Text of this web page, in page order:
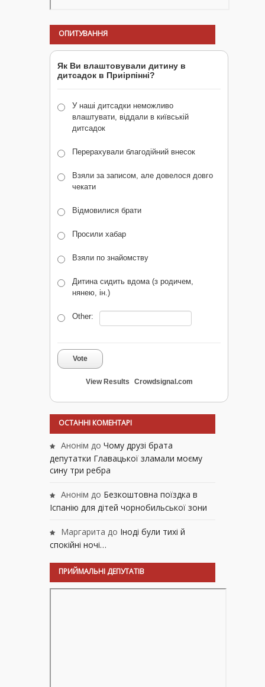
ОПИТУВАННЯ
Як Ви влаштовували дитину в
дитсадок в Приірпінні?
У наші дитсадки неможливо
влаштувати, віддали в київській
дитсадок
Перерахували благодійний внесок
Взяли за записом, але довелося довго
чекати
Відмовилися брати
Просили хабар
Взяли по знайомству
Дитина сидить вдома (з родичем,
нянею, ін.)
Other:
Vote
View Results Crowdsignal.com
ОСТАННІ КОМЕНТАРІ
Анонім до Чому друзі брата
депутатки Главацької зламали моєму
сину три ребра
Анонім до Безкоштовна поїздка в
Іспанію для дітей чорнобильської зони
Маргарита до Іноді були тихі й
спокійні ночі…
ПРИЙМАЛЬНІ ДЕПУТАТІВ